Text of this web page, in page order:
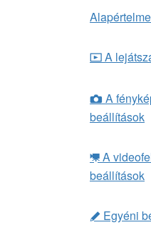
D A
C A
beállítások
1 A
beállítások
A Egyéni